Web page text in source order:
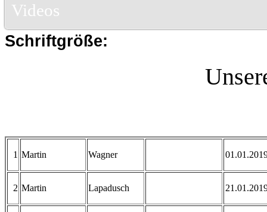
Videos
Schriftgröße:
1 Martin Wagner
2 Martin Lapadusch